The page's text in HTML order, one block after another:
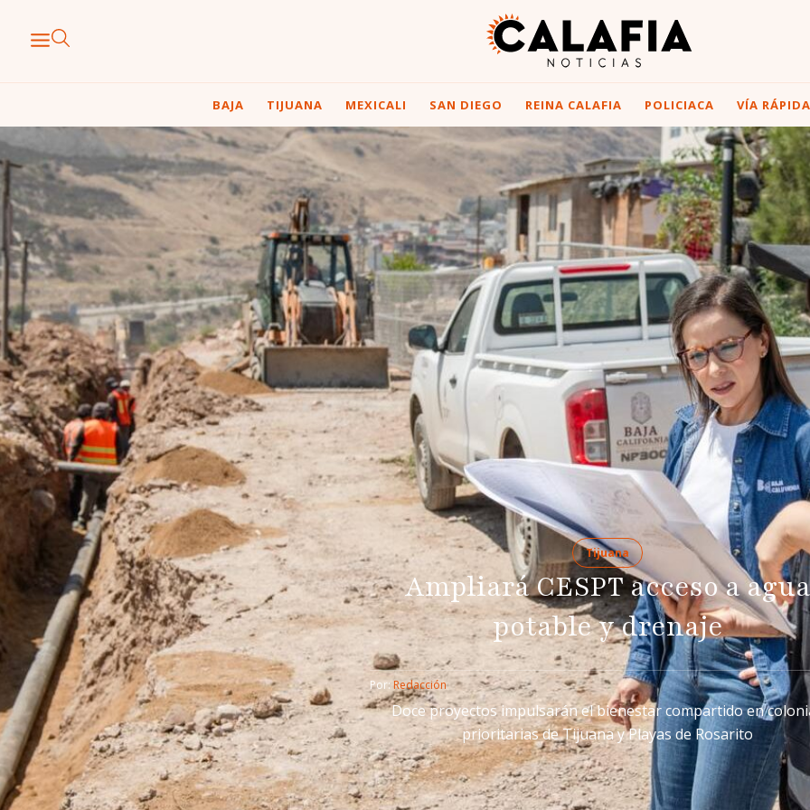
BAJA TIJUANA MEXICALI SAN DIEGO REINA CALAFIA POLICIACA VÍA RÁPIDA
Tijuana
Ampliará CESPT acceso a agua
potable y drenaje
Por: Redacción
Doce proyectos impulsarán el bienestar compartido en
prioritarias de Tijuana y Playas de Rosarito